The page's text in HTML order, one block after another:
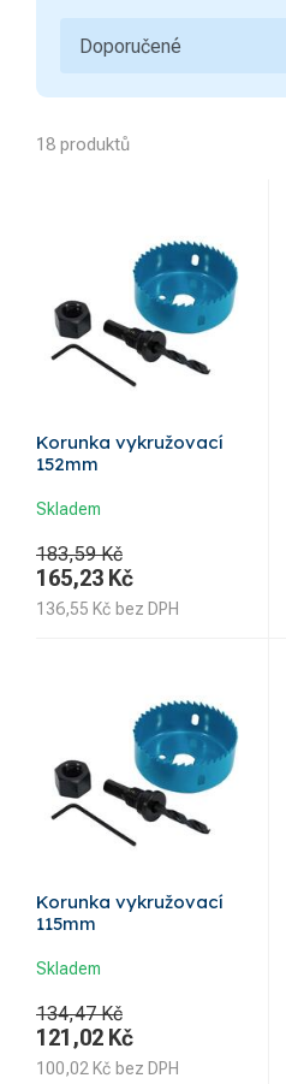
18 produktů
Korunka vykružovací
152mm
Skladem
183,59 Kč
165,23 Kč
136,55 Kč bez DPH
Korunka vykružovací
115mm
Skladem
134,47 Kč
121,02 Kč
100,02 Kč bez DPH